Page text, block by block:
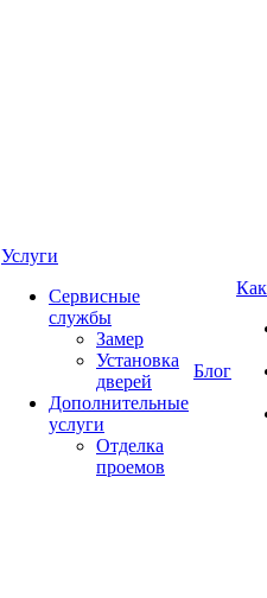
Услуги
Сервисные
службы
Замер
Установка
дверей
Дополнительные
услуги
Отделка
проемов
Блог